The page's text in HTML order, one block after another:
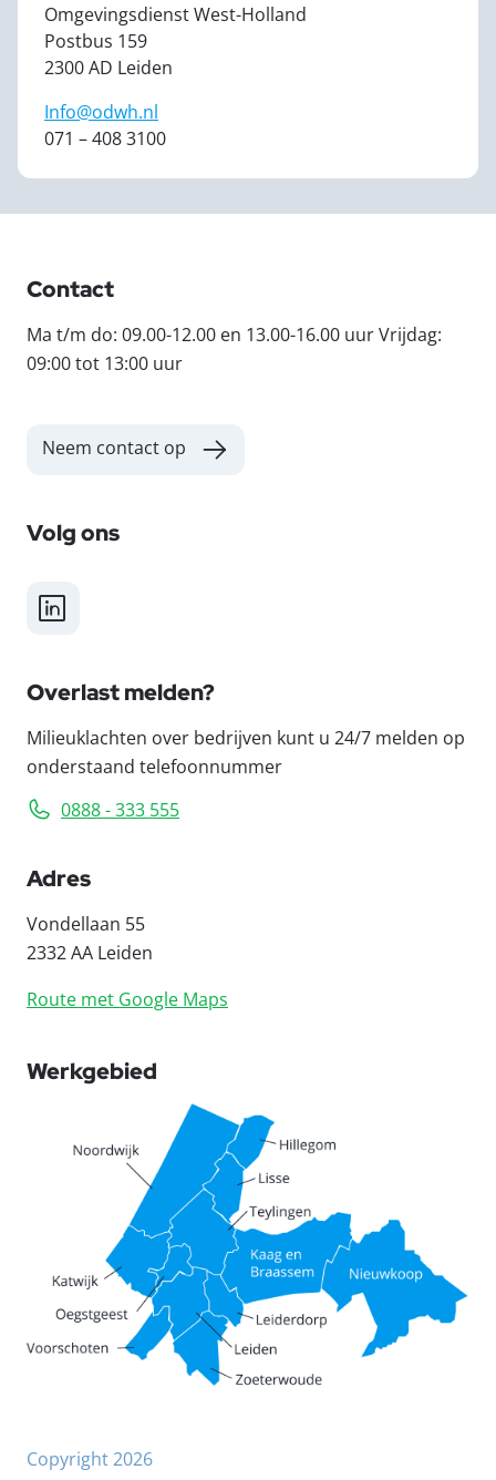
Omgevingsdienst West-Holland
Postbus 159
2300 AD Leiden
Info@odwh.nl
071 – 408 3100
Contact
Ma t/m do: 09.00-12.00 en 13.00-16.00 uur Vrijdag:
09:00 tot 13:00 uur
Neem contact op
Volg ons
LinkedIn
Overlast melden?
Milieuklachten over bedrijven kunt u 24/7 melden op
onderstaand telefoonnummer
0888 - 333 555
Adres
Vondellaan 55
2332 AA Leiden
Route met Google Maps
Werkgebied
Copyright 2026